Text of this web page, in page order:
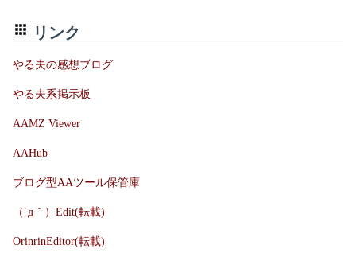
リンク
やる夫の感想ブログ
やる夫系掲示板
AAMZ Viewer
AAHub
ブログ型AAツール保管庫
（´д｀）Edit(転載)
OrinrinEditor(転載)